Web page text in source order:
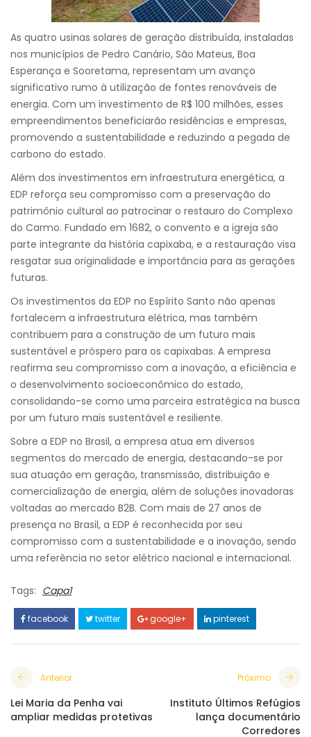
As quatro usinas solares de geração distribuída, instaladas
nos municípios de Pedro Canário, São Mateus, Boa
Esperança e Sooretama, representam um avanço
significativo rumo à utilização de fontes renováveis de
energia. Com um investimento de R$ 100 milhões, esses
empreendimentos beneficiarão residências e empresas,
promovendo a sustentabilidade e reduzindo a pegada de
carbono do estado.
Além dos investimentos em infraestrutura energética, a
EDP reforça seu compromisso com a preservação do
patrimônio cultural ao patrocinar o restauro do Complexo
do Carmo. Fundado em 1682, o convento e a igreja são
parte integrante da história capixaba, e a restauração visa
resgatar sua originalidade e importância para as gerações
futuras.
Os investimentos da EDP no Espírito Santo não apenas
fortalecem a infraestrutura elétrica, mas também
contribuem para a construção de um futuro mais
sustentável e próspero para os capixabas. A empresa
reafirma seu compromisso com a inovação, a eficiência e
o desenvolvimento socioeconômico do estado,
consolidando-se como uma parceira estratégica na busca
por um futuro mais sustentável e resiliente.
Sobre a EDP no Brasil, a empresa atua em diversos
segmentos do mercado de energia, destacando-se por
sua atuação em geração, transmissão, distribuição e
comercialização de energia, além de soluções inovadoras
voltadas ao mercado B2B. Com mais de 27 anos de
presença no Brasil, a EDP é reconhecida por seu
compromisso com a sustentabilidade e a inovação, sendo
uma referência no setor elétrico nacional e internacional.
Tags: Capa1
facebook twitter google+ pinterest
Anterior
Lei Maria da Penha vai
ampliar medidas protetivas
Próximo
Instituto Últimos Refúgios
lança documentário
Corredores